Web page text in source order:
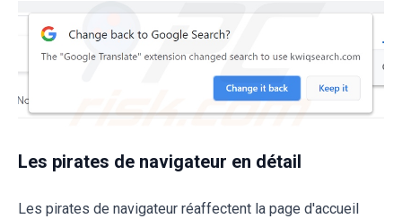
Les pirates de navigateur en détail
Les pirates de navigateur réaffectent la page d'accueil